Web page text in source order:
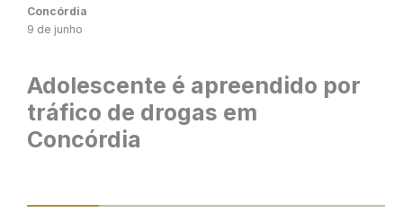
Concórdia
9 de junho
Adolescente é apreendido por
tráfico de drogas em
Concórdia